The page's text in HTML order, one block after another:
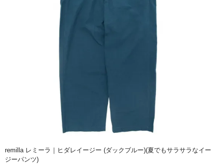
remilla レミーラ｜ヒダレイージー (ダックブルー)(夏でもサラサラなイー
ジーパンツ)